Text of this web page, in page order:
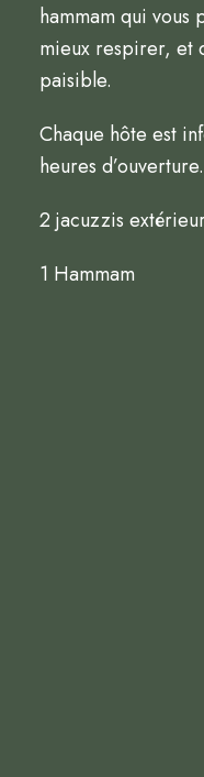
hammam qui
mieux respirer, et
paisible.
Chaque hôte est
heures d’ouverture.
2 jacuzzis
1 Hammam